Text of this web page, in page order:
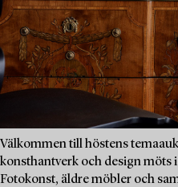
Välkommen till höstens
konsthantverk och design möts
Fotokonst, äldre möbler och